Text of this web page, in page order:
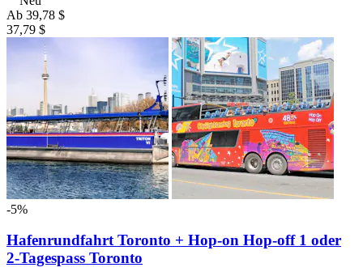
Ab 39,78 $
37,79 $
-5%
Hafenrundfahrt Toronto + Hop-on Hop-off 1 oder
2-Tagespass Toronto